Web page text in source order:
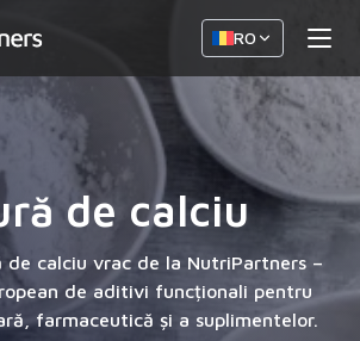
RO
de calciu
de calciu vrac de la NutriPartners –
de aditivi funcționali pentru
farmaceutică și a suplimentelor.